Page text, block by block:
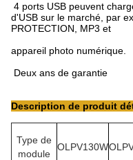
4 ports USB peuvent
d'USB sur le marché, par
PROTECTION, MP3 et
appareil photo numérique.
Deux ans de garantie
Description de produit
Type de
module
OLPV130W